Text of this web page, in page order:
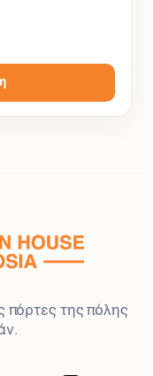
πόρτες της πόλης